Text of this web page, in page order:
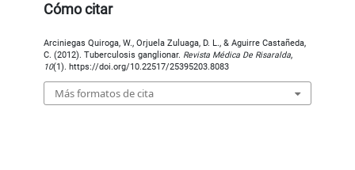
Cómo citar
Arciniegas Quiroga, W., Orjuela Zuluaga, D. L., & Aguirre Castañeda,
C. (2012). Tuberculosis ganglionar. Revista Médica De Risaralda,
10(1). https://doi.org/10.22517/25395203.8083
Más formatos de cita